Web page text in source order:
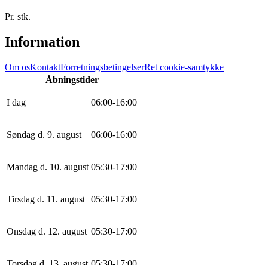
Pr. stk.
Information
Om osKontaktForretningsbetingelserRet cookie-samtykke
Åbningstider
I dag 06:00-16:00
Søndag d. 9. august 06:00-16:00
Mandag d. 10. august 05:30-17:00
Tirsdag d. 11. august 05:30-17:00
Onsdag d. 12. august 05:30-17:00